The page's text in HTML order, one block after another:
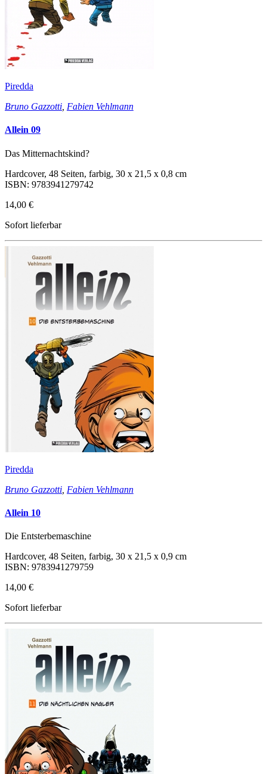
Piredda
Bruno Gazzotti Fabien Vehlmann
Allein 09
Das Mitternachtskind?
Hardcover, 48 Seiten, farbig, 30 x 21,5 x 0,8 cm
ISBN: 9783941279742
14,00 €
Sofort lieferbar
Piredda
Bruno Gazzotti Fabien Vehlmann
Allein 10
Die Entsterbemaschine
Hardcover, 48 Seiten, farbig, 30 x 21,5 x 0,9 cm
ISBN: 9783941279759
14,00 €
Sofort lieferbar